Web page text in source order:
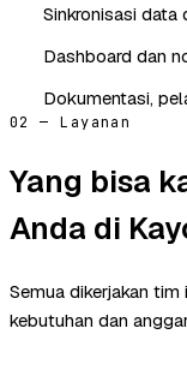
Sinkronisasi data
Dashboard dan
Dokumentasi,
02 — Layanan
Yang bisa
Anda di
Semua dikerjakan
kebutuhan dan